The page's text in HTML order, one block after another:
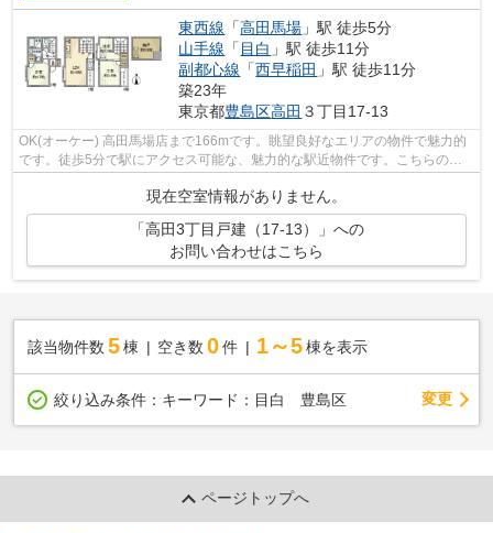
東西線 「高田馬場 」駅 徒歩5分
山手線 「 目白 」駅 徒歩11分
副都心線 「西早稲田 」駅 徒歩11分
築23年
東京都豊島区高田 ３丁目17-13
OK(オーケー) 高田馬場店まで166mです。眺望良好なエリアの物件で魅力的
です。徒歩5分で駅にアクセス可能な、魅力的な駅近物件です。こちらの一
現在空室情報がありません。
「高田3丁目戸建（17-13）」への
お問い合わせはこちら
該当物件数 5棟 空き数 0 件 1～5 棟を表示
絞り込み条件： キーワード：目白 豊島区 変更
ページトップへ